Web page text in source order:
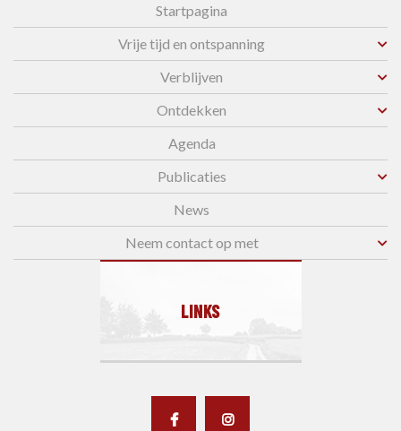
Startpagina
Vrije tijd en ontspanning
Verblijven
Ontdekken
Agenda
Publicaties
News
Neem contact op met
LINKS